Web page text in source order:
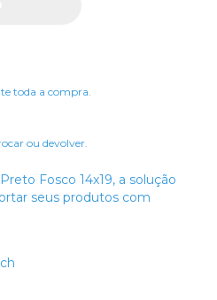
toda a compra.
ou devolver.
Fosco 14x19, a solução
seus produtos com